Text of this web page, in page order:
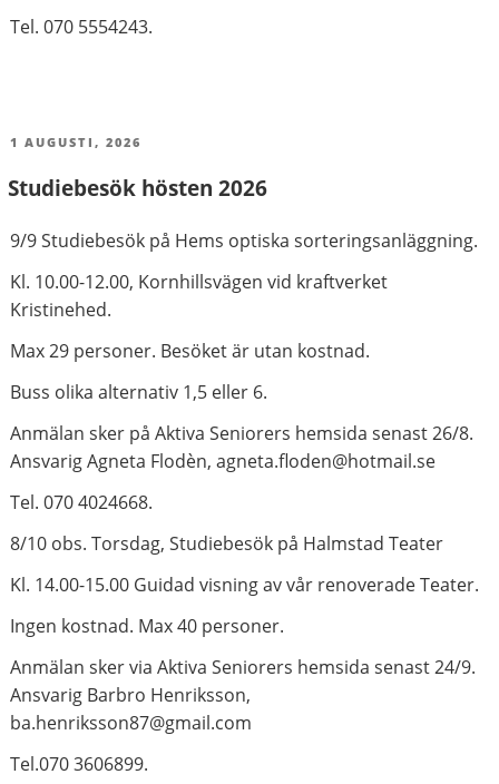
Tel. 070 5554243.
PUBLICERAT
1 AUGUSTI, 2026
Studiebesök hösten 2026
9/9 Studiebesök på Hems optiska sorteringsanläggning.
Kl. 10.00-12.00, Kornhillsvägen vid kraftverket
Kristinehed.
Max 29 personer. Besöket är utan kostnad.
Buss olika alternativ 1,5 eller 6.
Anmälan sker på Aktiva Seniorers hemsida senast 26/8.
Ansvarig Agneta Flodèn, agneta.floden@hotmail.se
Tel. 070 4024668.
8/10 obs. Torsdag, Studiebesök på Halmstad Teater
Kl. 14.00-15.00 Guidad visning av vår renoverade Teater.
Ingen kostnad. Max 40 personer.
Anmälan sker via Aktiva Seniorers hemsida senast 24/9.
Ansvarig Barbro Henriksson,
ba.henriksson87@gmail.com
Tel.070 3606899.